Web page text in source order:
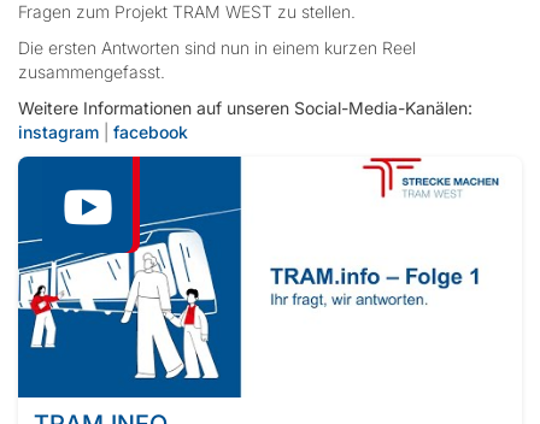
Fragen zum Projekt TRAM WEST zu stellen.
Die ersten Antworten sind nun in einem kurzen Reel
zusammengefasst.
Weitere Informationen auf unseren Social-Media-Kanälen:
instagram
facebook